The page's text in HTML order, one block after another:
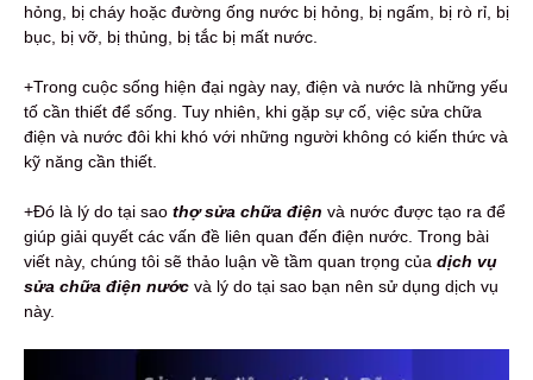
hỏng, bị cháy hoặc đường ống nước bị hỏng, bị ngấm, bị rò rỉ, bị
bục, bị vỡ, bị thủng, bị tắc bị mất nước.
+Trong cuộc sống hiện đại ngày nay, điện và nước là những yếu
tố cần thiết để sống. Tuy nhiên, khi gặp sự cố, việc sửa chữa
điện và nước đôi khi khó với những người không có kiến thức và
kỹ năng cần thiết.
+Đó là lý do tại sao thợ sửa chữa điện và nước được tạo ra để
giúp giải quyết các vấn đề liên quan đến điện nước. Trong bài
viết này, chúng tôi sẽ thảo luận về tầm quan trọng của dịch vụ
sửa chữa điện nước và lý do tại sao bạn nên sử dụng dịch vụ
này.